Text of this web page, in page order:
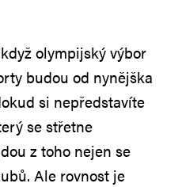
olympijský výbor
budou od nynějška
si nepředstavíte
se střetne
z toho nejen se
Ale rovnost je